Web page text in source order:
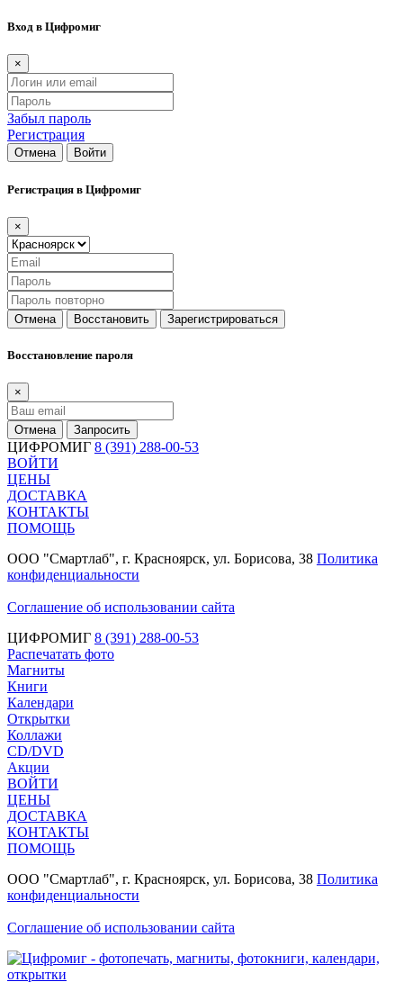
Вход в Цифромиг
×
Забыл пароль
Регистрация
Отмена Войти
Регистрация в Цифромиг
×
Отмена Восстановить Зарегистрироваться
Восстановление пароля
×
Отмена Запросить
ЦИФРОМИГ 8 (391) 288-00-53
ВОЙТИ
ЦЕНЫ
ДОСТАВКА
КОНТАКТЫ
ПОМОЩЬ
ООО "Смартлаб", г. Красноярск, ул. Борисова, 38 Политика
конфиденциальности
Соглашение об использовании сайта
ЦИФРОМИГ 8 (391) 288-00-53
Распечатать фото
Магниты
Книги
Календари
Открытки
Коллажи
CD/DVD
Акции
ВОЙТИ
ЦЕНЫ
ДОСТАВКА
КОНТАКТЫ
ПОМОЩЬ
ООО "Смартлаб", г. Красноярск, ул. Борисова, 38 Политика
конфиденциальности
Соглашение об использовании сайта